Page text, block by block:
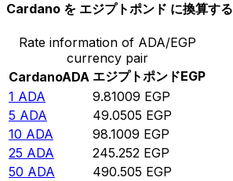
Cardano を エジプトポンド に換算する
Rate information of ADA/EGP
currency pair
CardanoADA エジプトポンドEGP
1 ADA 9.81009 EGP
5 ADA 49.0505 EGP
10 ADA 98.1009 EGP
25 ADA 245.252 EGP
50 ADA 490.505 EGP